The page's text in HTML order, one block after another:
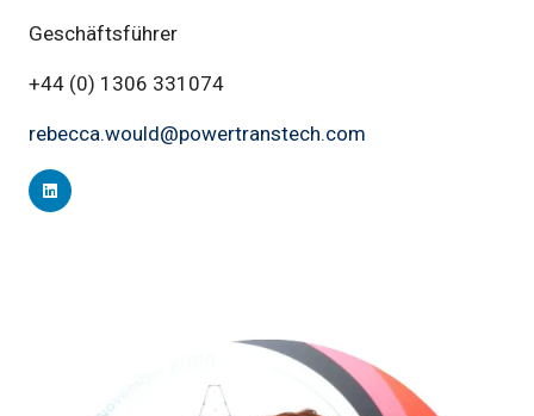
Geschäftsführer
+44 (0) 1306 331074
rebecca.would@powertranstech.com